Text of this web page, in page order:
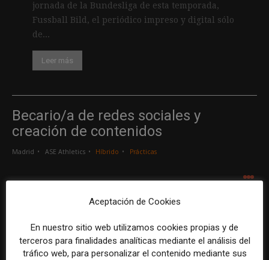
jornada de la Bundesliga de esta temporada,
Fussball Bild, el periódico impreso y digital sólo
de...
Leer más
Becario/a de redes sociales y
creación de contenidos
Madrid ASE Athletics Híbrido Prácticas
...
Creador/a de contenidos
Barcelona Gods Brand Indefinido Tiempo completo
Aceptación de Cookies
En nuestro sitio web utilizamos cookies propias y de
terceros para finalidades analíticas mediante el análisis del
tráfico web, para personalizar el contenido mediante sus